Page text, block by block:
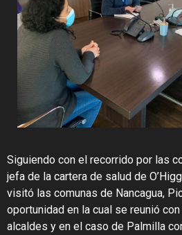
Siguiendo con el recorrido por las
jefa de la cartera de salud de
visitó las comunas de Nancagua,
oportunidad en la cual se reunió
alcaldes y en el caso de Palmilla